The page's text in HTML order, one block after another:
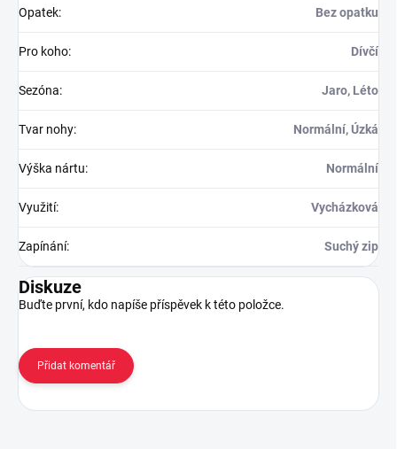
Opatek: Bez opatku
Pro koho: Dívčí
Sezóna: Jaro, Léto
Tvar nohy: Normální, Úzká
Výška nártu: Normální
Využití: Vycházková
Zapínání: Suchý zip
Diskuze
Buďte první, kdo napíše příspěvek k této položce.
Přidat komentář